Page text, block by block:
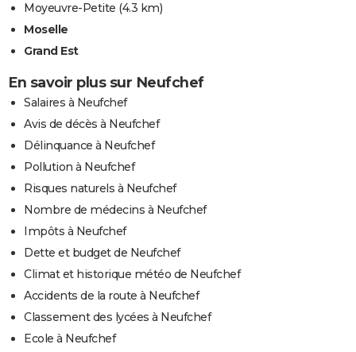
Moyeuvre-Petite (4.3 km)
Moselle
Grand Est
En savoir plus sur Neufchef
Salaires à Neufchef
Avis de décès à Neufchef
Délinquance à Neufchef
Pollution à Neufchef
Risques naturels à Neufchef
Nombre de médecins à Neufchef
Impôts à Neufchef
Dette et budget de Neufchef
Climat et historique météo de Neufchef
Accidents de la route à Neufchef
Classement des lycées à Neufchef
Ecole à Neufchef